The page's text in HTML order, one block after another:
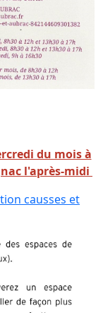
du mois à
l'après-midi
causses et